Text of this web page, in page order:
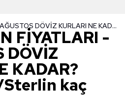
CANLI ALTIN FİYATLARI - 2 AĞUSTOS DÖVİZ KURLARI NE KADAR? Dolar/Euro/Sterlin kaç TL?
FİYATLARI -
DÖVİZ
KADAR?
kaç